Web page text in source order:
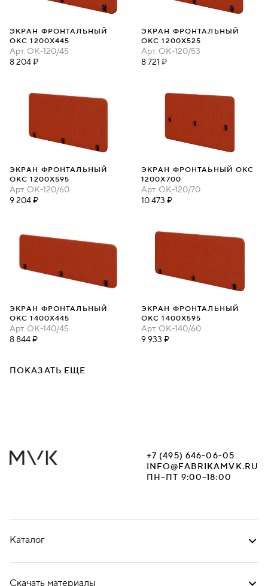
ЭКРАН ФРОНТАЛЬНЫЙ
ОКС 1200Х445
Арт. ОК-120/45
8 204 ₽
ЭКРАН ФРОНТАЛЬНЫЙ
ОКС 1200Х525
Арт. ОК-120/53
8 721 ₽
ЭКРАН ФРОНТАЛЬНЫЙ
ОКС 1200Х595
Арт. ОК-120/60
9 204 ₽
ЭКРАН ФРОНТАЬНЫЙ ОКС
1200Х700
Арт. ОК-120/70
10 473 ₽
ЭКРАН ФРОНТАЛЬНЫЙ
ОКС 1400Х445
Арт. ОК-140/45
8 844 ₽
ЭКРАН ФРОНТАЛЬНЫЙ
ОКС 1400Х595
Арт. ОК-140/60
9 933 ₽
ПОКАЗАТЬ ЕЩЕ
+7 (495) 646-06-05
INFO@FABRIKAMVK.RU
ПН–ПТ 9:00–18:00
Каталог
Скачать материалы